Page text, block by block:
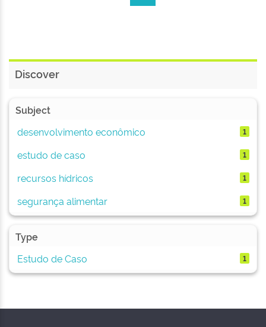
Discover
Subject
desenvolvimento econômico
1
estudo de caso 1
recursos hídricos 1
segurança alimentar 1
Type
Estudo de Caso
1